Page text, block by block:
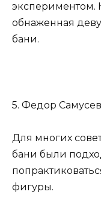
экспериментом.
обнаженная
бани.
5. Федор
Для многих
бани были
фигуры.